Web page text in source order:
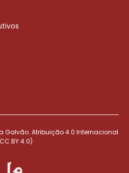
Galvão. Atribuição 4.0 Internacional
BY 4.0)